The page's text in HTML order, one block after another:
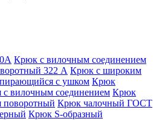
Крюк с вилочным соединением
322 А Крюк с широким
с ушком Крюк
с вилочным соединением Крюк
поворотный Крюк чалочный ГОСТ
Крюк S-образный